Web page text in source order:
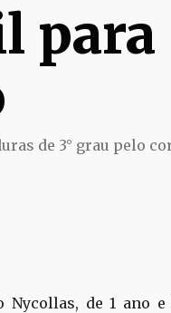
para
de 3° grau pelo
de 1 ano e